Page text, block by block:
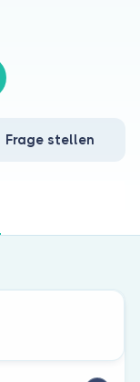
Frage stellen